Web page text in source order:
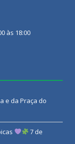
às 18:00
e da Praça do
7 de